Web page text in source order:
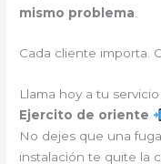
mismo problema
Cada cliente importa.
Llama hoy a tu
Ejercito de oriente
No dejes que una
instalación te quite la